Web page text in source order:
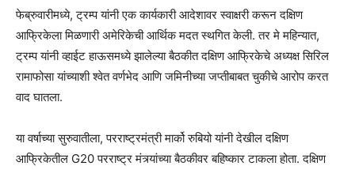
फेब्रुवारीमध्ये, ट्रम्प यांनी एक कार्यकारी आदेशावर स्वाक्षरी करून दक्षिण
आफ्रिकेला मिळणारी अमेरिकेची आर्थिक मदत स्थगित केली. तर मे महिन्यात,
ट्रम्प यांनी व्हाईट हाऊसमध्ये झालेल्या बैठकीत दक्षिण आफ्रिकेचे अध्यक्ष सिरिल
रामाफोसा यांच्याशी श्वेत वर्णभेद आणि जमिनीच्या जप्तीबाबत चुकीचे आरोप करत
वाद घातला.
या वर्षाच्या सुरुवातीला, परराष्ट्रमंत्री मार्को रुबियो यांनी देखील दक्षिण
आफ्रिकेतील G20 परराष्ट्र मंत्र्यांच्या बैठकीवर बहिष्कार टाकला होता. दक्षिण